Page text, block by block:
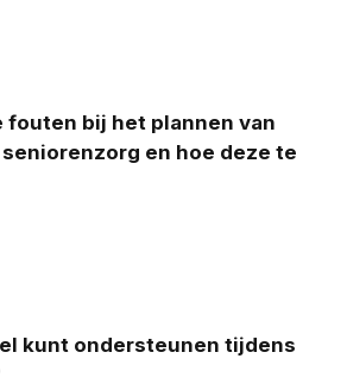
bij het plannen van
en hoe deze te
kunt ondersteunen tijdens